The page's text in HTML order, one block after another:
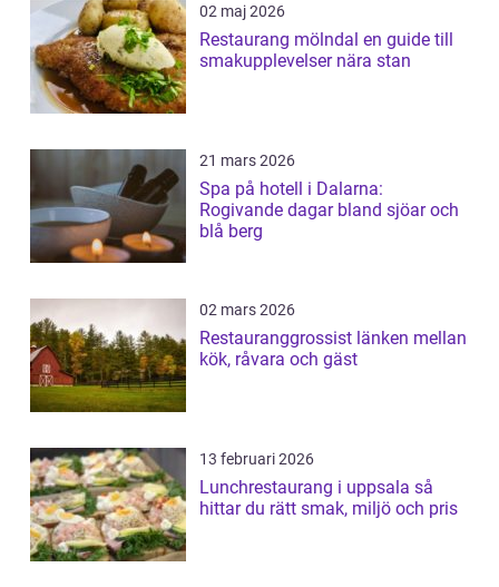
02 maj 2026
Restaurang mölndal en guide till
smakupplevelser nära stan
21 mars 2026
Spa på hotell i Dalarna:
Rogivande dagar bland sjöar och
blå berg
02 mars 2026
Restauranggrossist länken mellan
kök, råvara och gäst
13 februari 2026
Lunchrestaurang i uppsala så
hittar du rätt smak, miljö och pris